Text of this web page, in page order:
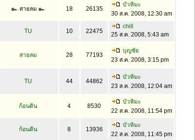
๛ สายลม ๛ 18 26135
บัวหิมะ
30 ส.ค. 2008, 12:30 am
TU 10 22475
chill
25 ส.ค. 2008, 5:43 am
สายลม 28 77193
บุญชัย
23 ส.ค. 2008, 3:15 pm
TU 44 44862
บัวหิมะ
23 ส.ค. 2008, 12:04 am
ก้อนดิน 4 8530
บัวหิมะ
22 ส.ค. 2008, 11:54 pm
ก้อนดิน 8 13936
บัวหิมะ
22 ส.ค. 2008, 11:45 pm